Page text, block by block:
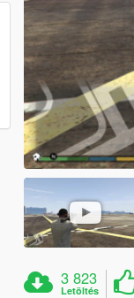
3 823
Letöltés